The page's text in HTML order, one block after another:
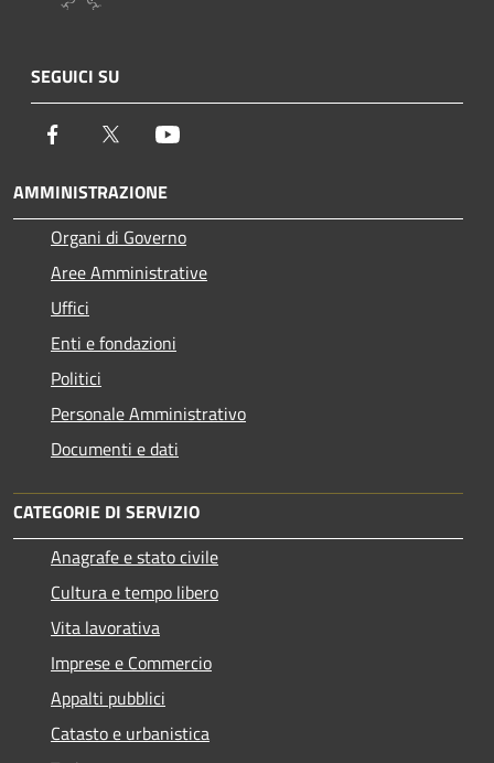
SEGUICI SU
Facebook Twitter
AMMINISTRAZIONE
Organi di Governo
Aree Amministrative
Uffici
Enti e fondazioni
Politici
Personale Amministrativo
Documenti e dati
CATEGORIE DI SERVIZIO
Anagrafe e stato civile
Cultura e tempo libero
Vita lavorativa
Imprese e Commercio
Appalti pubblici
Catasto e urbanistica